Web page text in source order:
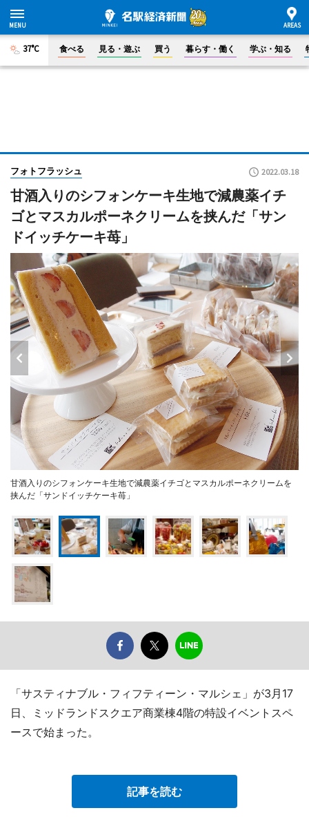
37°C 食べる 見る・遊ぶ 買う 暮らす・働く 学ぶ・知る
フォトフラッシュ 2022.03.18
甘酒入りのシフォンケーキ生地で減農薬イチ
ゴとマスカルポーネクリームを挟んだ「サン
ドイッチケーキ苺」
甘酒入りのシフォンケーキ生地で減農薬イチゴとマスカルポーネクリームを
挟んだ「サンドイッチケーキ苺」
「サスティナブル・フィフティーン・マルシェ」が3月17
日、ミッドランドスクエア商業棟4階の特設イベントスペ
ースで始まった。
記事を読む